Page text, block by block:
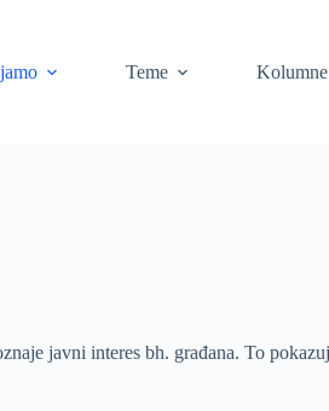
Teme Kolumne
javni interes bh. građana. To